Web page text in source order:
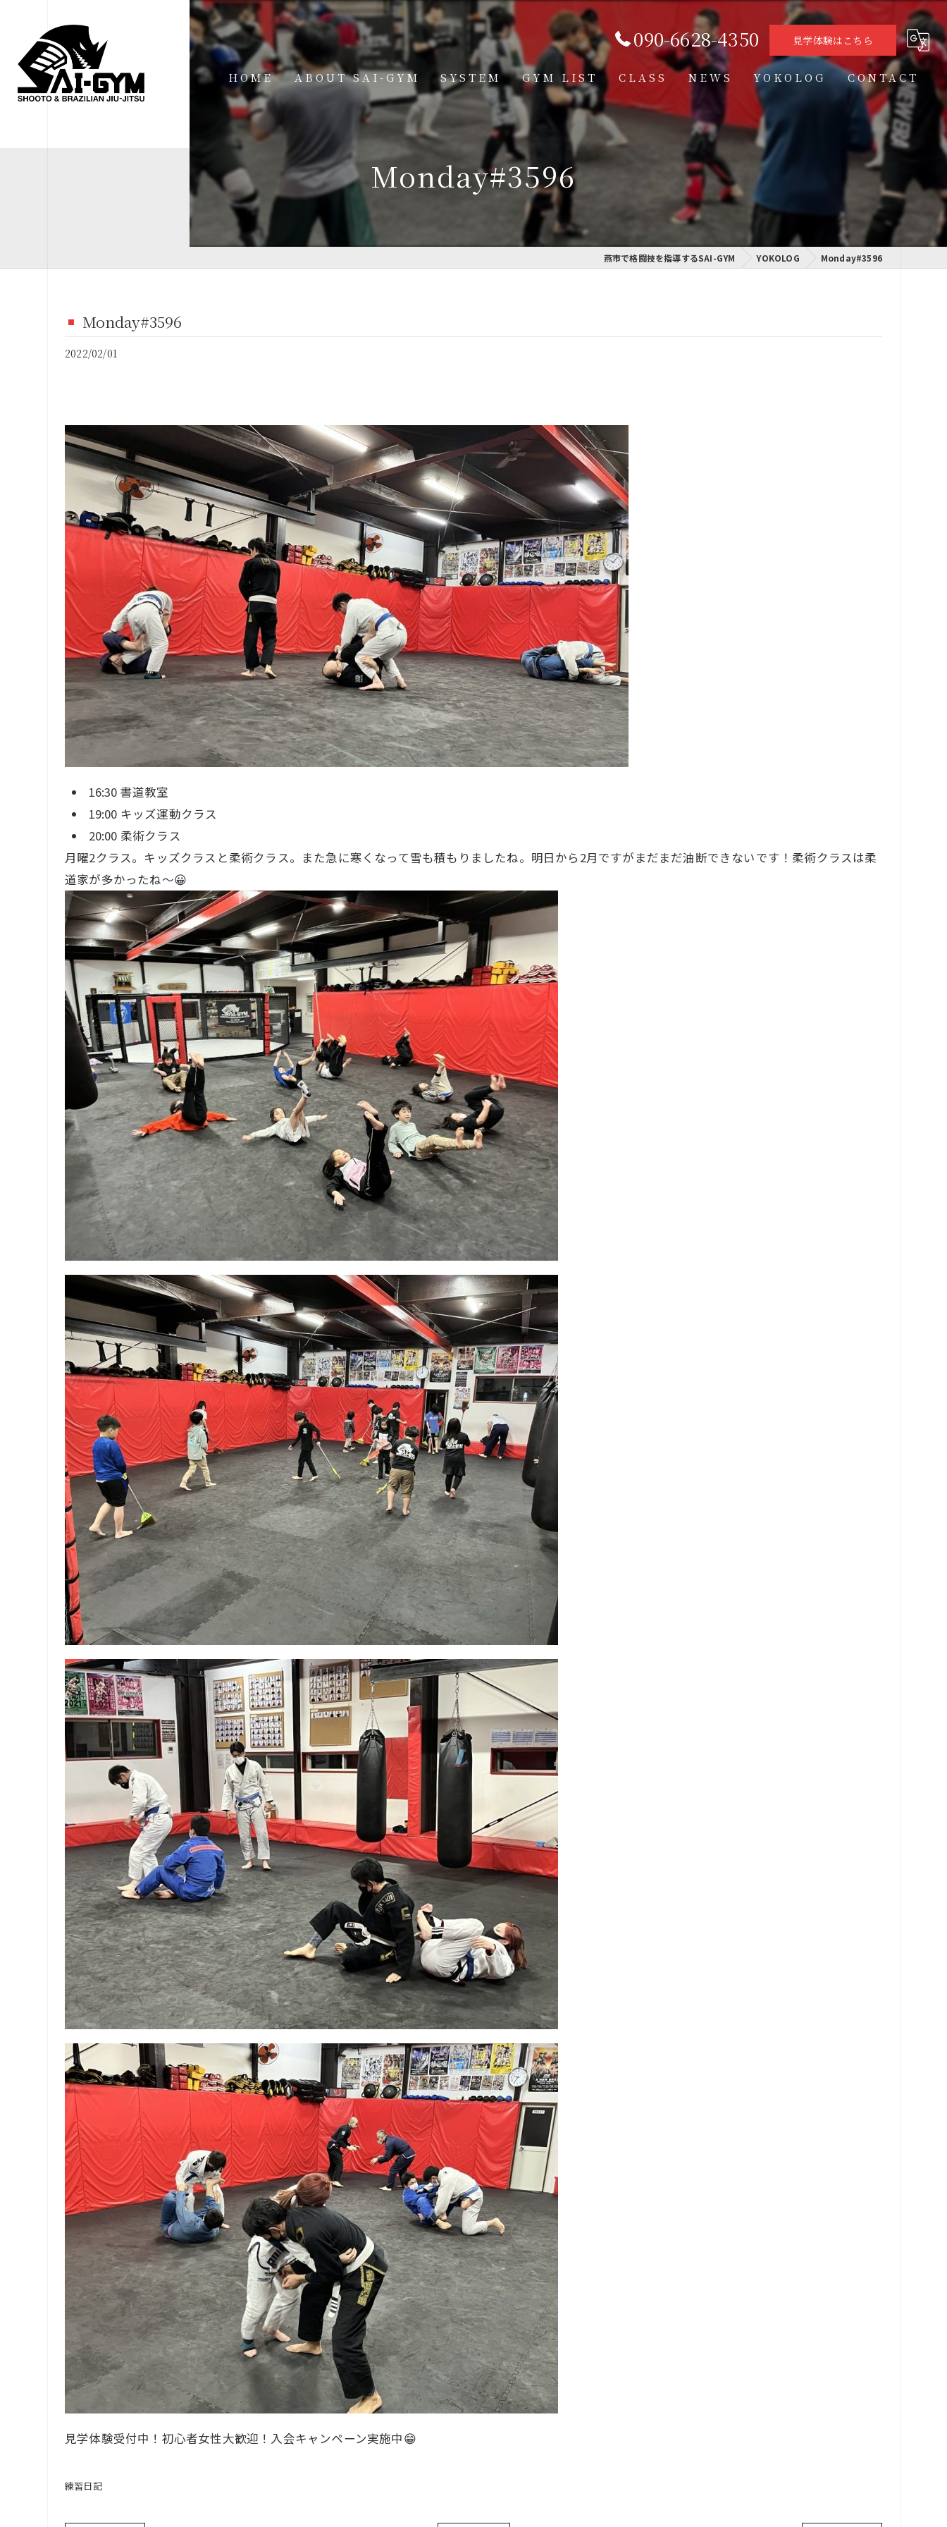
090-6628-4350 見学体験はこちら
HOME ABOUT SAI-GYM
INSTRUCTOR
FAQ
FIGHTER
ACCESS
SYSTEM GYM LIST
見附道場
CLASS
学習クラス
通信制高校学習センター
NEWS YOKOLOG CONTACT
Monday#3596
燕市で格闘技を指導するSAI-GYM YOKOLOG Monday#3596
Monday#3596
2022/02/01
16:30 書道教室
19:00 キッズ運動クラス
20:00 柔術クラス
月曜2クラス。キッズクラスと柔術クラス。また急に寒くなって雪も積もりましたね。明日から2月ですがまだまだ油断できないです！柔術クラスは柔
道家が多かったね〜😀
見学体験受付中！初心者女性大歓迎！入会キャンペーン実施中😁
練習日記